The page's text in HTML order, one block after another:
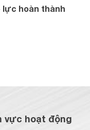
lực hoàn thành
vực hoạt động